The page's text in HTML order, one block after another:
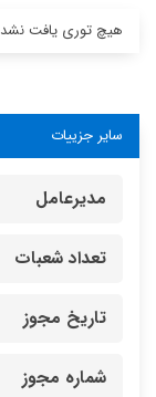
هیچ توری یافت نشد
سایر جزییات
مدیرعامل
تعداد شعبات
تاریخ مجوز
شماره مجوز